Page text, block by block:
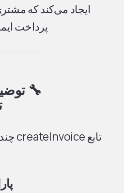
ایجاد می‌کند که
پرداخت
🔧
تابع createInvoice چندین پارامتر می‌پذیرد: